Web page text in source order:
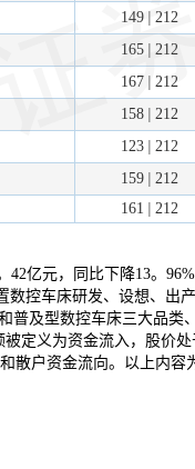
42亿元，同比下降13。
数控车床研发、设想、出
普及型数控车床三大品类
定义为资金流入，股价
散户资金流向。以上内